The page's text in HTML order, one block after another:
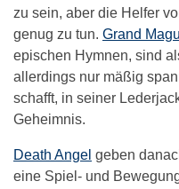
zu sein, aber die Helfer
genug zu tun. Grand
epischen Hymnen, sind
allerdings nur mäßig
schafft, in seiner
Geheimnis.
Death Angel geben
eine Spiel- und